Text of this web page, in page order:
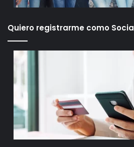
Quiero registrarme como Socia